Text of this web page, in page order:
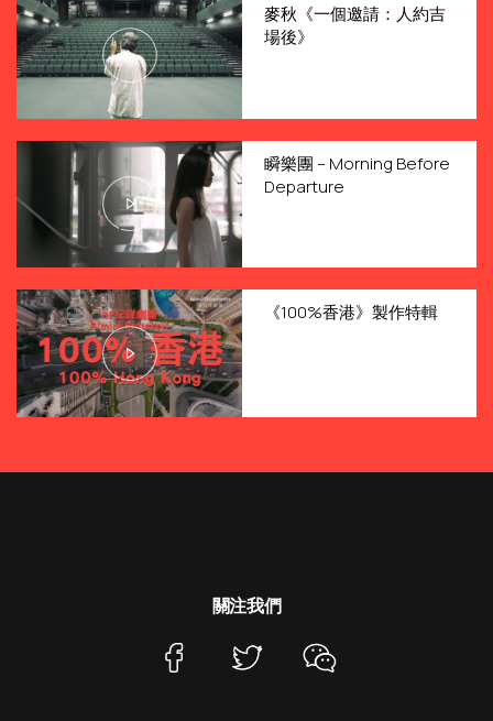
麥秋《一個邀請：人約吉
場後》
瞬樂團 – Morning Before
Departure
《100%香港》製作特輯
關注我們